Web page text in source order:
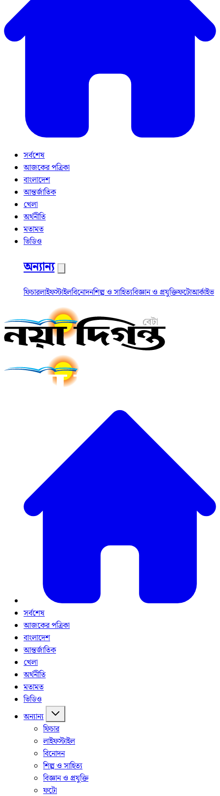
সর্বশেষ
আজকের পত্রিকা
বাংলাদেশ
আন্তর্জাতিক
খেলা
অর্থনীতি
মতামত
ভিডিও
অন্যান্য
ফিচারলাইফস্টাইলবিনোদনশিল্প ও সাহিত্যবিজ্ঞান ও প্রযুক্তিফটোআর্কাইভ
সর্বশেষ
আজকের পত্রিকা
বাংলাদেশ
আন্তর্জাতিক
খেলা
অর্থনীতি
মতামত
ভিডিও
অন্যান্য
ফিচার
লাইফস্টাইল
বিনোদন
শিল্প ও সাহিত্য
বিজ্ঞান ও প্রযুক্তি
ফটো